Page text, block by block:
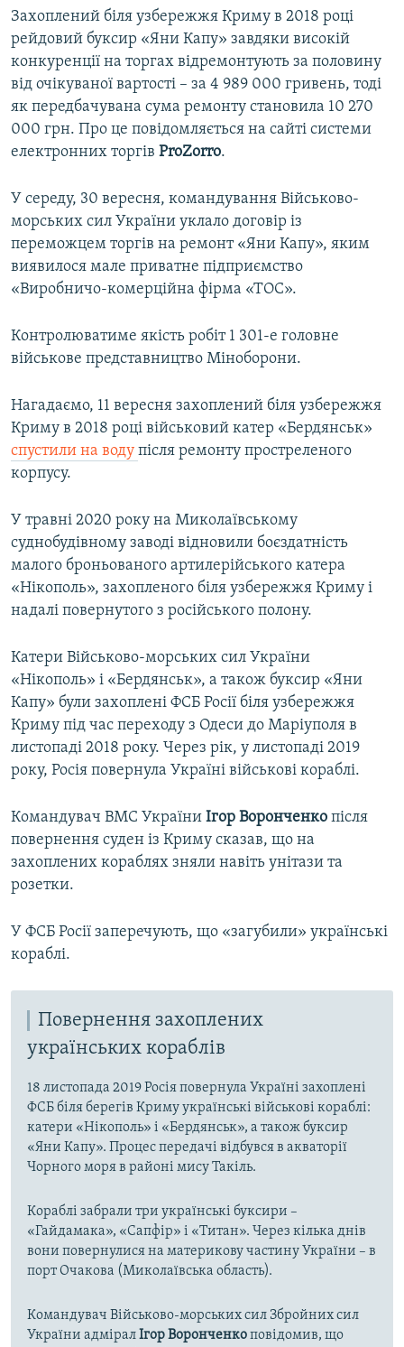
Захоплений біля узбережжя Криму в 2018 році
рейдовий буксир «Яни Капу» завдяки високій
конкуренції на торгах відремонтують за половину
від очікуваної вартості – за 4 989 000 гривень, тоді
як передбачувана сума ремонту становила 10 270
000 грн. Про це повідомляється на сайті системи
електронних торгів ProZorro.
У середу, 30 вересня, командування Військово-
морських сил України уклало договір із
переможцем торгів на ремонт «Яни Капу», яким
виявилося мале приватне підприємство
«Виробничо-комерційна фірма «ТОС».
Контролюватиме якість робіт 1 301-е головне
військове представництво Міноборони.
Нагадаємо, 11 вересня захоплений біля узбережжя
Криму в 2018 році військовий катер «Бердянськ»
спустили на воду після ремонту простреленого
корпусу.
У травні 2020 року на Миколаївському
суднобудівному заводі відновили боєздатність
малого броньованого артилерійського катера
«Нікополь», захопленого біля узбережжя Криму і
надалі повернутого з російського полону.
Катери Військово-морських сил України
«Нікополь» і «Бердянськ», а також буксир «Яни
Капу» були захоплені ФСБ Росії біля узбережжя
Криму під час переходу з Одеси до Маріуполя в
листопаді 2018 року. Через рік, у листопаді 2019
року, Росія повернула Україні військові кораблі.
Командувач ВМС України Ігор Воронченко після
повернення суден із Криму сказав, що на
захоплених кораблях зняли навіть унітази та
розетки.
У ФСБ Росії заперечують, що «загубили» українські
кораблі.
Повернення захоплених
українських кораблів
18 листопада 2019 Росія повернула Україні захоплені
ФСБ біля берегів Криму українські військові кораблі:
катери «Нікополь» і «Бердянськ», а також буксир
«Яни Капу». Процес передачі відбувся в акваторії
Чорного моря в районі мису Такіль.
Кораблі забрали три українські буксири –
«Гайдамака», «Сапфір» і «Титан». Через кілька днів
вони повернулися на материкову частину України – в
порт Очакова (Миколаївська область).
Командувач Військово-морських сил Збройних сил
України адміралІгор Воронченкоповідомив, що